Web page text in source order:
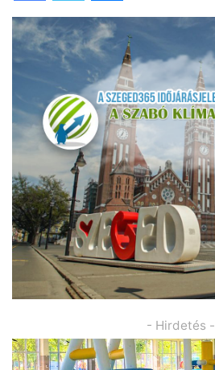
- Hirdetés -